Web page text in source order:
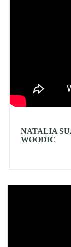
NATALIA
WOODIC